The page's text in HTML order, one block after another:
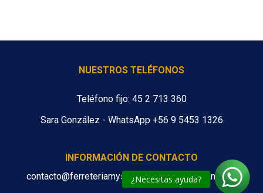
¿Necesitas ayuda?
NUESTROS TELÉFONOS
Teléfono fijo: 45 2 713 360
Sara González - WhatsApp +56 9 5453 1326
INFORMACIÓN DE CONTACTO
contacto@ferreteriamys.cl ventas@ferreteriamys.cl